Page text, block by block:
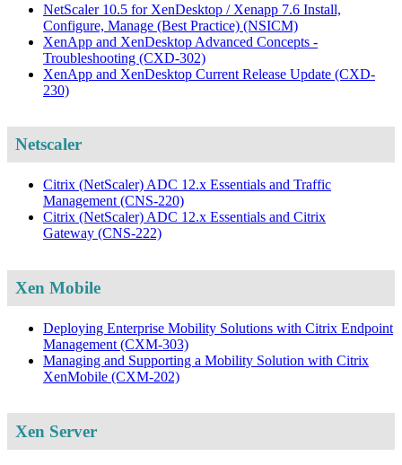
NetScaler 10.5 for XenDesktop / Xenapp 7.6 Install,
Configure, Manage (Best Practice) (NSICM)
XenApp and XenDesktop Advanced Concepts -
Troubleshooting (CXD-302)
XenApp and XenDesktop Current Release Update (CXD-
230)
Netscaler
Citrix (NetScaler) ADC 12.x Essentials and Traffic
Management (CNS-220)
Citrix (NetScaler) ADC 12.x Essentials and Citrix
Gateway (CNS-222)
Xen Mobile
Deploying Enterprise Mobility Solutions with Citrix Endpoint
Management (CXM-303)
Managing and Supporting a Mobility Solution with Citrix
XenMobile (CXM-202)
Xen Server